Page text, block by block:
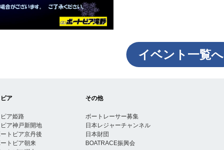
イベント一覧へ
ア
ア姫路
ア神戸新開地
ートピア京丹後
ートピア朝来
その他
ボートレーサー募集
日本レジャーチャンネル
日本財団
BOATRACE振興会